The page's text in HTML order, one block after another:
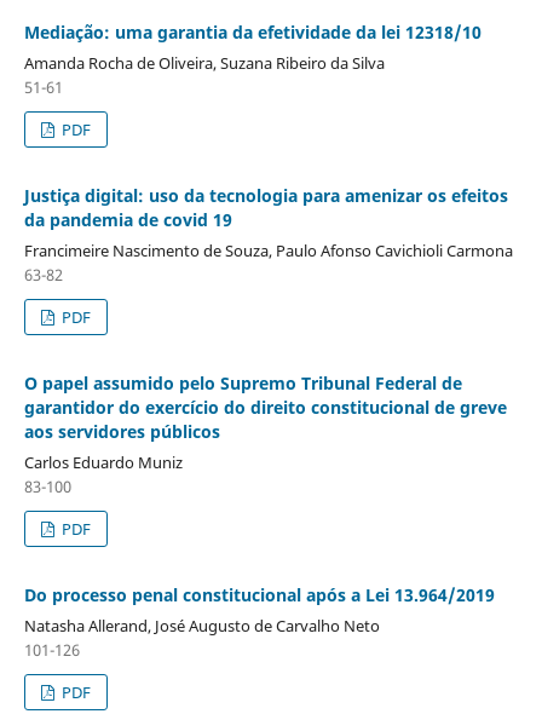
Mediação: uma garantia da efetividade da lei 12318/10
Amanda Rocha de Oliveira, Suzana Ribeiro da Silva
51-61
PDF
Justiça digital: uso da tecnologia para amenizar os efeitos
da pandemia de covid 19
Francimeire Nascimento de Souza, Paulo Afonso Cavichioli Carmona
63-82
PDF
O papel assumido pelo Supremo Tribunal Federal de
garantidor do exercício do direito constitucional de greve
aos servidores públicos
Carlos Eduardo Muniz
83-100
PDF
Do processo penal constitucional após a Lei 13.964/2019
Natasha Allerand, José Augusto de Carvalho Neto
101-126
PDF